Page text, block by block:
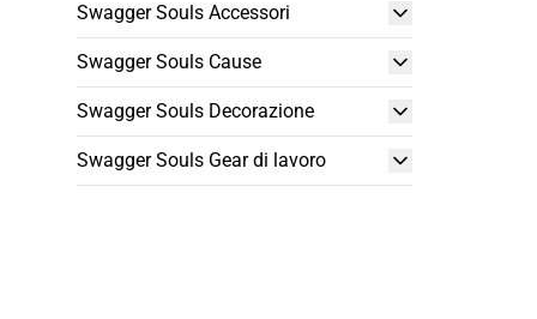
Swagger Souls Accessori
Swagger Souls Cause
Swagger Souls Decorazione
Swagger Souls Gear di lavoro